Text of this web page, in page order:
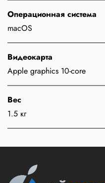
Операционная система
macOS
Видеокарта
Apple graphics 10-core
Вес
1.5 кг